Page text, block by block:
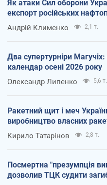
Як атаки Сил оборони
експорт російських
Андрій Клименко 2,1 т.
Два супертурніри
календар осені 2026 року
Олександр Липенко 5,6 т.
Ракетний щит і меч
виробництво власних
Кирило Татарінов 2,8 т.
Посмертна "презумпція
дозволив ТЦК судити